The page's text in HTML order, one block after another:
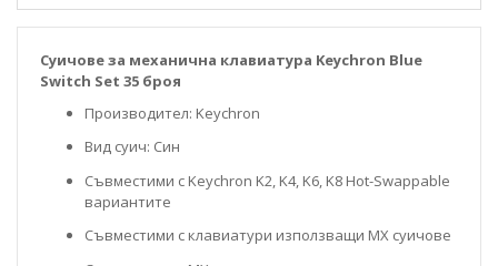
Суичове за механична клавиатура Keychron Blue
Switch Set 35 броя
Производител: Keychron
Вид суич: Син
Съвместими с Keychron K2, K4, K6, K8 Hot-Swappable
вариантите
Съвместими с клавиатури използващи MX суичове